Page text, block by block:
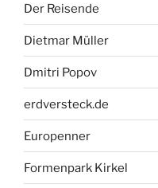
Der Reisende
Dietmar Müller
Dmitri Popov
erdversteck.de
Europenner
Formenpark Kirkel